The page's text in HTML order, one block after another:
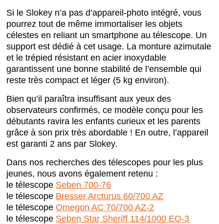
Si le Slokey n’a pas d’appareil-photo intégré, vous
pourrez tout de même immortaliser les objets
célestes en reliant un smartphone au télescope. Un
support est dédié à cet usage. La monture azimutale
et le trépied résistant en acier inoxydable
garantissent une bonne stabilité de l’ensemble qui
reste très compact et léger (5 kg environ).
Bien qu’il paraîtra insuffisant aux yeux des
observateurs confirmés, ce modèle conçu pour les
débutants ravira les enfants curieux et les parents
grâce à son prix très abordable ! En outre, l’appareil
est garanti 2 ans par Slokey.
Dans nos recherches des télescopes pour les plus
jeunes, nous avons également retenu :
le télescope Seben 700-76
le télescope Bresser Arcturus 60/700 AZ
le télescopeOmegon AC 70/700 AZ-2
le télescope Seben Star Sheriff 114/1000 EQ-3